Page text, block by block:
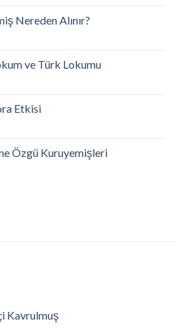
Nereden Alınır?
ve Türk Lokumu
Etkisi
Özgü Kuruyemişleri
Kavrulmuş